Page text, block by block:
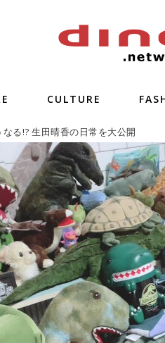
CULTURE
る!? 生田晴香の日常を大公開